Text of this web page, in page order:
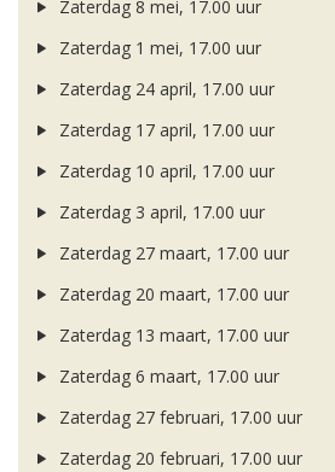
Zaterdag 8 mei, 17.00 uur
Zaterdag 1 mei, 17.00 uur
Zaterdag 24 april, 17.00 uur
Zaterdag 17 april, 17.00 uur
Zaterdag 10 april, 17.00 uur
Zaterdag 3 april, 17.00 uur
Zaterdag 27 maart, 17.00 uur
Zaterdag 20 maart, 17.00 uur
Zaterdag 13 maart, 17.00 uur
Zaterdag 6 maart, 17.00 uur
Zaterdag 27 februari, 17.00 uur
Zaterdag 20 februari, 17.00 uur